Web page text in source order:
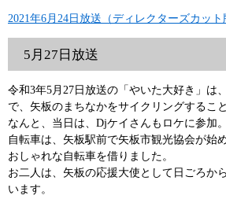
2021年6月24日放送（ディレクターズカット
5月27日放送
令和3年5月27日放送の「やいた大好き」は
で、矢板のまちなかをサイクリングするこ
なんと、当日は、Djケイさんもロケに参加。
自転車は、矢板駅前で矢板市観光協会が始
おしゃれな自転車を借りました。
お二人は、矢板の応援大使として日ごろか
います。